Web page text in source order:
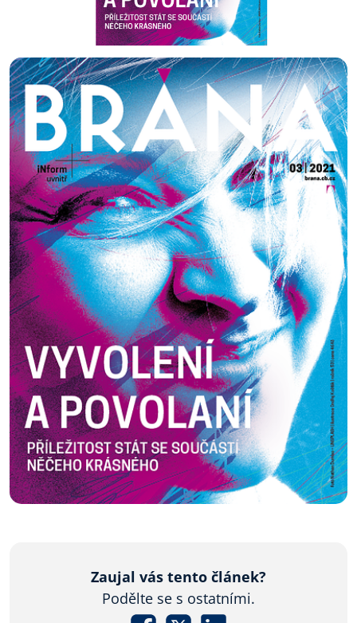
Zaujal vás tento článek?
Podělte se s ostatními.